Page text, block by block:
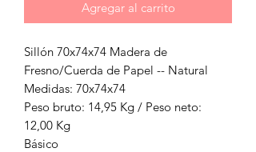
Agregar al carrito
Sillón 70x74x74 Madera de
Fresno/Cuerda de Papel -- Natural
Medidas: 70x74x74
Peso bruto: 14,95 Kg / Peso neto:
12,00 Kg
Básico